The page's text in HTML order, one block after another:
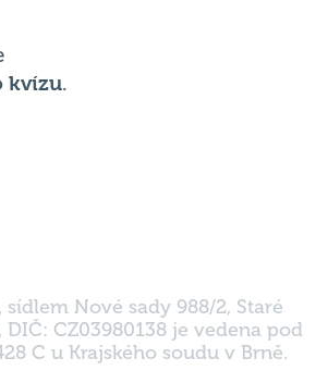
kvízu.
Nové sady 988/2, Staré
CZ03980138 je vedena pod
C u Krajského soudu v Brně.